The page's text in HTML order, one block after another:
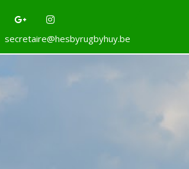
secretaire@hesbyrugbyhuy.be